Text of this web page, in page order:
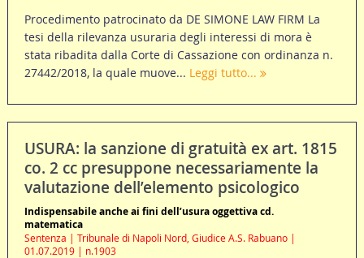
Procedimento patrocinato da DE SIMONE LAW FIRM La
tesi della rilevanza usuraria degli interessi di mora è
stata ribadita dalla Corte di Cassazione con ordinanza n.
27442/2018, la quale muove... Leggi tutto...
USURA: la sanzione di gratuità ex art. 1815
co. 2 cc presuppone necessariamente la
valutazione dell’elemento psicologico
Indispensabile anche ai fini dell’usura oggettiva cd.
matematica
Sentenza | Tribunale di Napoli Nord, Giudice A.S. Rabuano |
01.07.2019 | n.1903